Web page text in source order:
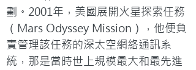
劃。2001年，美國展開火星探索任務
（Mars Odyssey Mission），他便負
責管理該任務的深太空網絡通訊系
統，那是當時世上規模最大和最先進